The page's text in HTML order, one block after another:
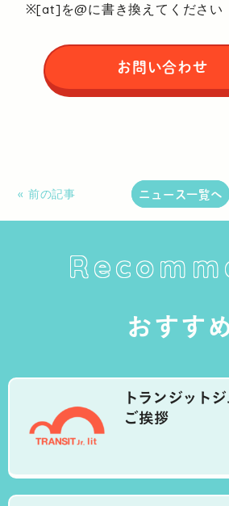
※[at]を@に書き換えてください
お問い合わせ
« 前の記事 ニュース一覧へ
おすす
トランジット
ご挨拶